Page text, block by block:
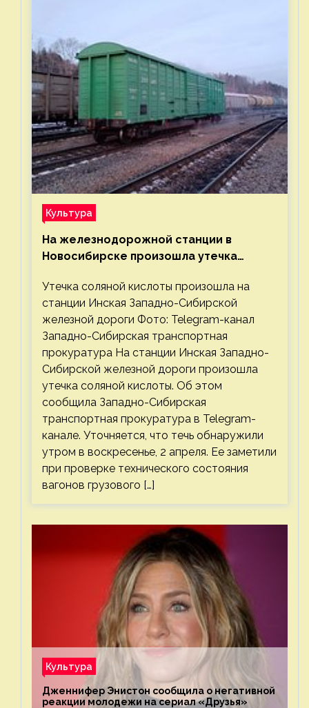
Культура
На железнодорожной станции в
Новосибирске произошла утечка
Утечка соляной кислоты произошла на
станции Инская Западно-Сибирской
железной дороги Фото: Telegram-канал
Западно-Сибирская транспортная
прокуратура На станции Инская Западно-
Сибирской железной дороги произошла
утечка соляной кислоты. Об этом
сообщила Западно-Сибирская
транспортная прокуратура в Telegram-
канале. Уточняется, что течь обнаружили
утром в воскресенье, 2 апреля. Ее заметили
при проверке технического состояния
вагонов грузового […]
Культура
Дженнифер Энистон сообщила о негативной
реакции молодежи на сериал «Друзья»